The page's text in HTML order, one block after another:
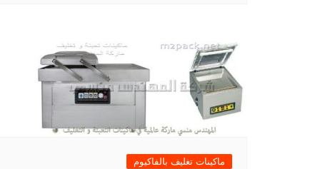
ماكينات تغليف بالفاكيوم